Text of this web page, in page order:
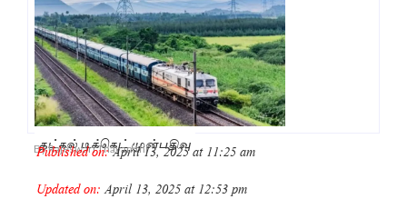
தட்கல் டிக்கெட் முன்பதிவு
ByRajeswari Thayanithi
Published on:April 13, 2025 at 11:25 am
Updated on:April 13, 2025 at 12:53 pm